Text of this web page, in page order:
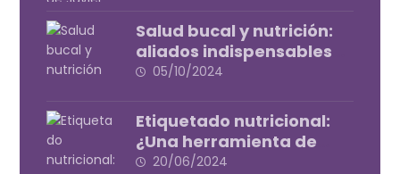
Salud bucal y nutrición:
aliados indispensables
para tu bienestar
05/10/2024
Etiquetado nutricional:
¿Una herramienta de
salud o de marketing?
20/06/2024